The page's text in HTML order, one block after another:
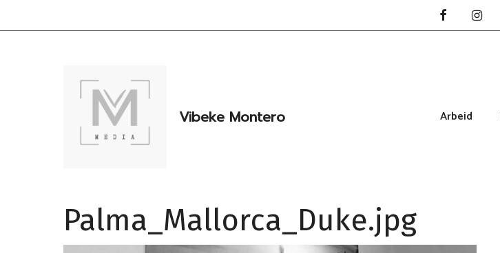
til
Vibeke Montero Arbeid
Palma_Mallorca_Duke.jpg